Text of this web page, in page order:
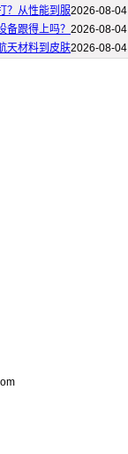
？从性能到服2026-08-04
备跟得上吗？ 2026-08-04
天材料到皮肤2026-08-04